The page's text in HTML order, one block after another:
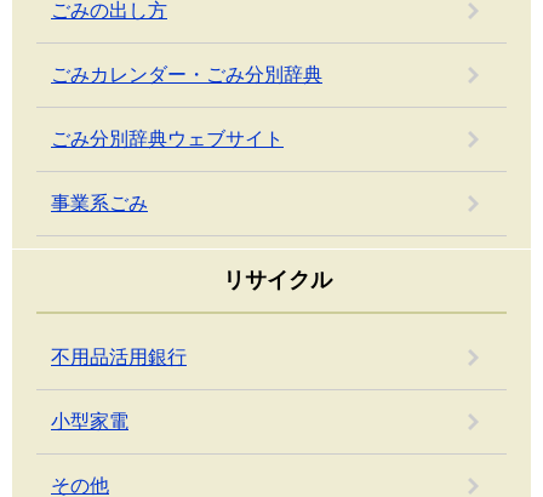
ごみの出し方
ごみカレンダー・ごみ分別辞典
ごみ分別辞典ウェブサイト
事業系ごみ
リサイクル
不用品活用銀行
小型家電
その他